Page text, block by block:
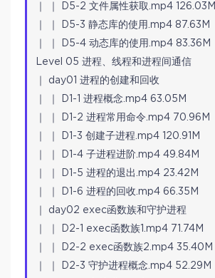
｜ ｜ D5-2 文件属性获取.mp4 126.03M
｜ ｜ D5-3 静态库的使用.mp4 87.63M
｜ ｜ D5-4 动态库的使用.mp4 83.36M
Level 05 进程、线程和进程间通信
｜ day01 进程的创建和回收
｜ ｜ D1-1 进程概念.mp4 63.05M
｜ ｜ D1-2 进程常用命令.mp4 70.96M
｜ ｜ D1-3 创建子进程.mp4 120.91M
｜ ｜ D1-4 子进程进阶.mp4 49.84M
｜ ｜ D1-5 进程的退出.mp4 23.42M
｜ ｜ D1-6 进程的回收.mp4 66.35M
｜ day02 exec函数族和守护进程
｜ ｜ D2-1 exec函数族1.mp4 71.74M
｜ ｜ D2-2 exec函数族2.mp4 35.40M
｜ ｜ D2-3 守护进程概念.mp4 52.29M